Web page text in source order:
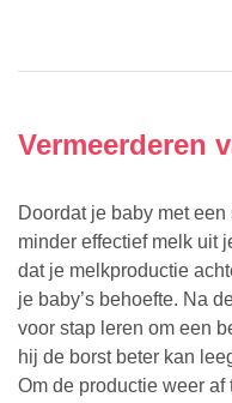
Vermeerderen
Doordat je baby met
minder effectief melk uit
dat je melkproductie
je baby’s behoefte. Na
voor stap leren om een
hij de borst beter kan
Om de productie weer